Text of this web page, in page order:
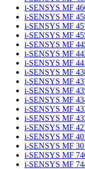
i-SENSYS MF
i-SENSYS MF
i-SENSYS MF
i-SENSYS MF
i-SENSYS MF
i-SENSYS MF
i-SENSYS MF
i-SENSYS MF
i-SENSYS MF
i-SENSYS MF
i-SENSYS MF
i-SENSYS MF
i-SENSYS MF
i-SENSYS MF
i-SENSYS MF
i-SENSYS MF
i-SENSYS MF
i-SENSYS MF